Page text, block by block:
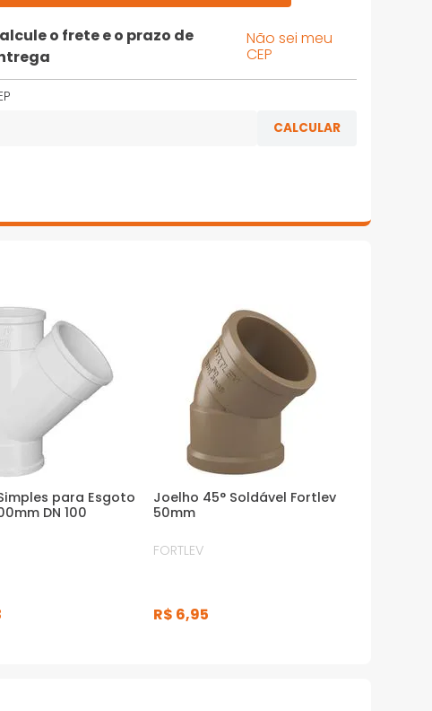
o frete e o prazo de
Não sei meu
CEP
para Esgoto
DN 100
Joelho 45° Soldável Fortlev
50mm
FORTLEV
R$ 6,95